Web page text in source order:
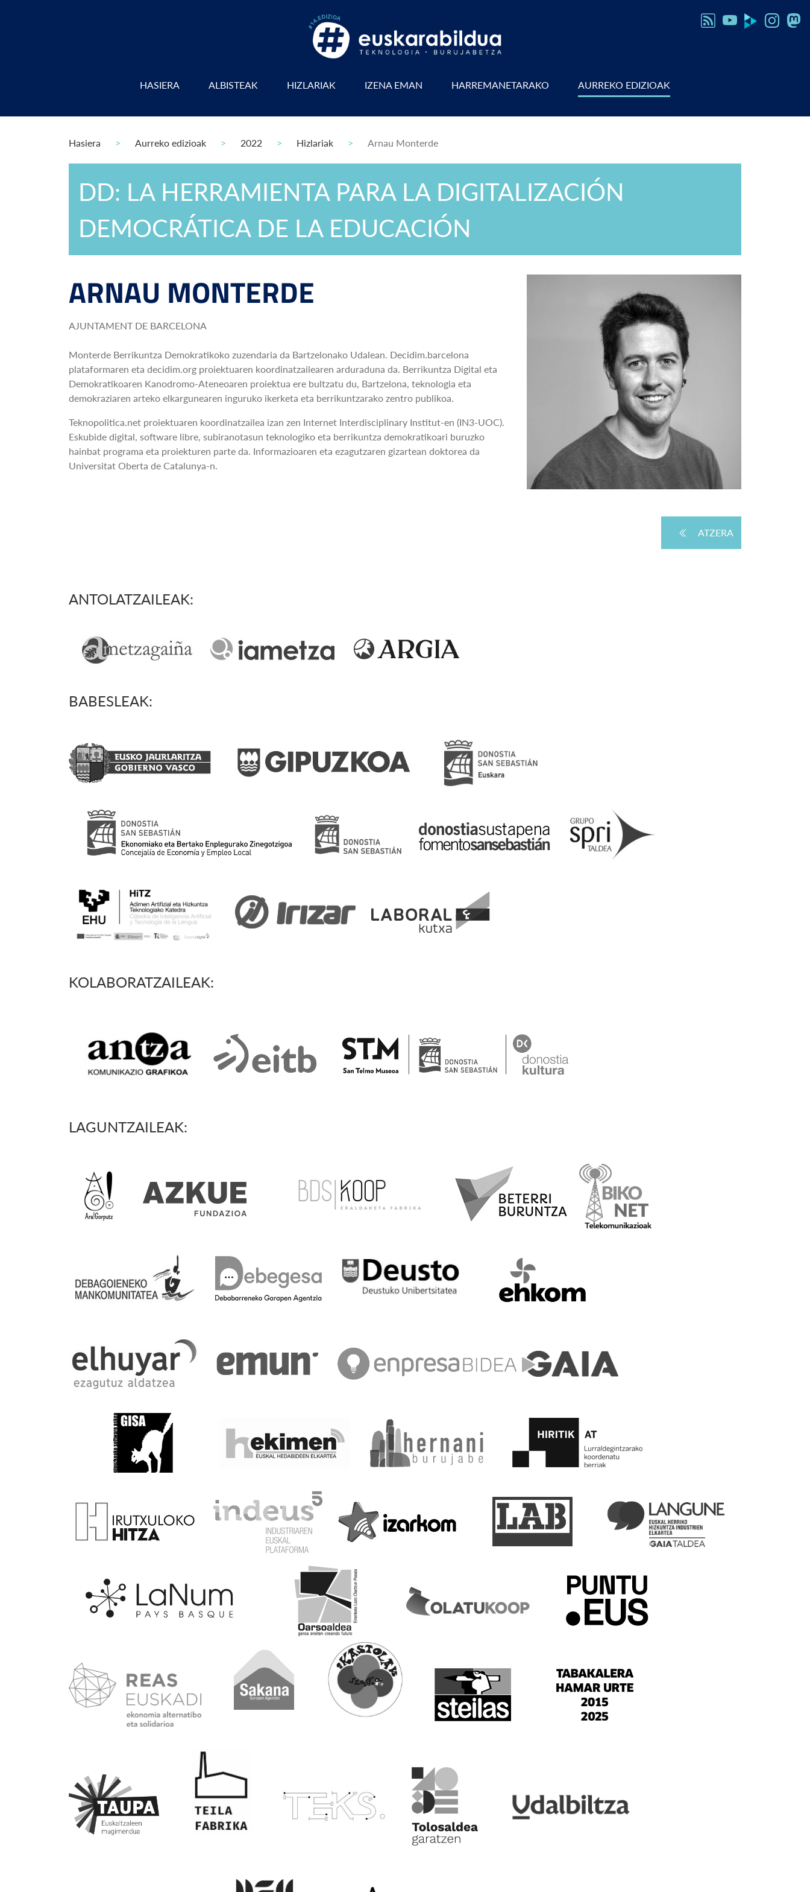
HASIERA ALBISTEAK HIZLARIAK IZENA EMAN HARREMANETARAKO AURREKO EDIZIOAK
Hasiera Aurreko edizioak 2022 Hizlariak Arnau Monterde
DD: LA HERRAMIENTA PARA LA DIGITALIZACIÓN
DEMOCRÁTICA DE LA EDUCACIÓN
ARNAU MONTERDE
AJUNTAMENT DE BARCELONA
Monterde Berrikuntza Demokratikoko zuzendaria da Bartzelonako Udalean. Decidim.barcelona
plataformaren eta decidim.org proiektuaren koordinatzailearen arduraduna da. Berrikuntza Digital eta
Demokratikoaren Kanodromo-Ateneoaren proiektua ere bultzatu du, Bartzelona, teknologia eta
demokraziaren arteko elkargunearen inguruko ikerketa eta berrikuntzarako zentro publikoa.
Teknopolitica.net proiektuaren koordinatzailea izan zen Internet Interdisciplinary Institut-en (IN3-UOC).
Eskubide digital, software libre, subiranotasun teknologiko eta berrikuntza demokratikoari buruzko
hainbat programa eta proiekturen parte da. Informazioaren eta ezagutzaren gizartean doktorea da
Universitat Oberta de Catalunya-n.
ATZERA
ANTOLATZAILEAK:
BABESLEAK:
KOLABORATZAILEAK:
LAGUNTZAILEAK: